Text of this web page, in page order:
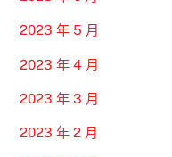
2023 年 5 月
2023 年 4 月
2023 年 3 月
2023 年 2 月